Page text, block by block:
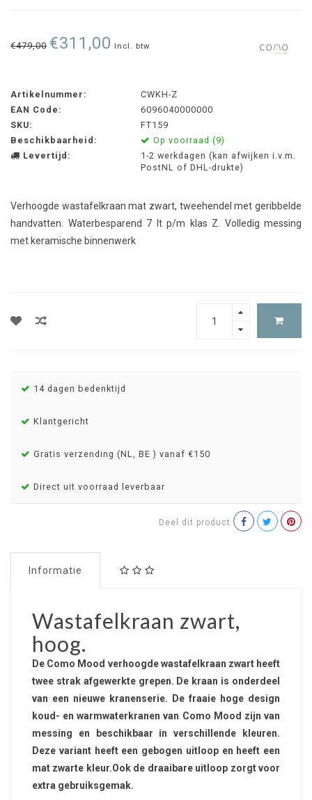
€479,00 €311,00 Incl. btw
Artikelnummer:
CWKH-Z
EAN Code:
6096040000000
SKU:
FT159
Beschikbaarheid:
Op voorraad (9)
Levertijd:
1-2 werkdagen (kan afwijken i.v.m.
PostNL of DHL-drukte)
Verhoogde wastafelkraan mat zwart, tweehendel met geribbelde
handvatten. Waterbesparend 7 lt p/m klas Z. Volledig messing
met keramische binnenwerk
14 dagen bedenktijd
Klantgericht
Gratis verzending (NL, BE ) vanaf €150
Direct uit voorraad leverbaar
Deel dit product
Informatie
Wastafelkraan zwart,
hoog.
De Como Mood verhoogde wastafelkraan zwart heeft
twee strak afgewerkte grepen. De kraan is onderdeel
van een nieuwe kranenserie. De fraaie hoge design
koud- en warmwaterkranen van Como Mood zijn van
messing en beschikbaar in verschillende kleuren.
Deze variant heeft een gebogen uitloop en heeft een
mat zwarte kleur.Ook de draaibare uitloop zorgt voor
extra gebruiksgemak.